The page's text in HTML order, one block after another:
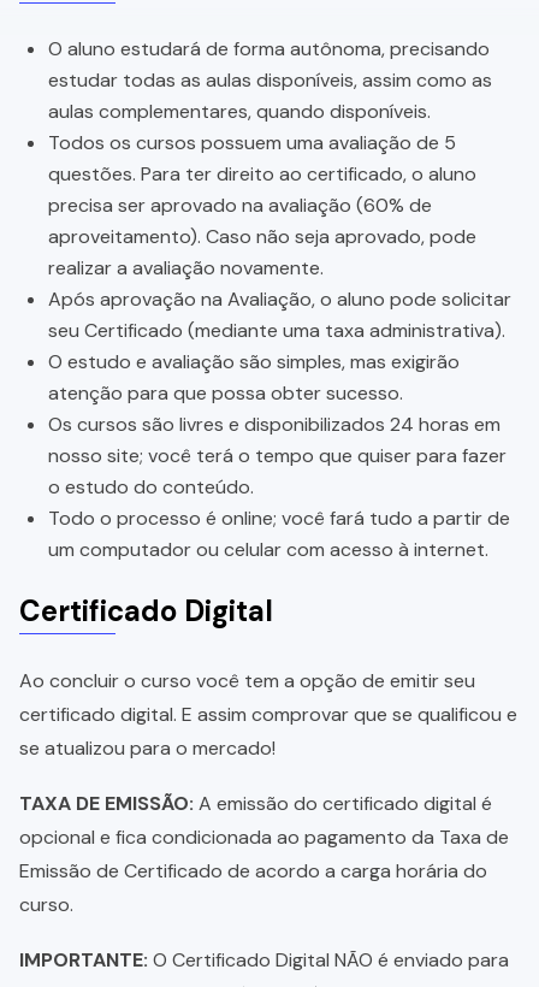
O aluno estudará de forma autônoma, precisando
estudar todas as aulas disponíveis, assim como as
aulas complementares, quando disponíveis.
Todos os cursos possuem uma avaliação de 5
questões. Para ter direito ao certificado, o aluno
precisa ser aprovado na avaliação (60% de
aproveitamento). Caso não seja aprovado, pode
realizar a avaliação novamente.
Após aprovação na Avaliação, o aluno pode solicitar
seu Certificado (mediante uma taxa administrativa).
O estudo e avaliação são simples, mas exigirão
atenção para que possa obter sucesso.
Os cursos são livres e disponibilizados 24 horas em
nosso site; você terá o tempo que quiser para fazer
o estudo do conteúdo.
Todo o processo é online; você fará tudo a partir de
um computador ou celular com acesso à internet.
Certificado Digital
Ao concluir o curso você tem a opção de emitir seu
certificado digital. E assim comprovar que se qualificou e
se atualizou para o mercado!
TAXA DE EMISSÃO: A emissão do certificado digital é
opcional e fica condicionada ao pagamento da Taxa de
Emissão de Certificado de acordo a carga horária do
curso.
IMPORTANTE: O Certificado Digital NÃO é enviado para